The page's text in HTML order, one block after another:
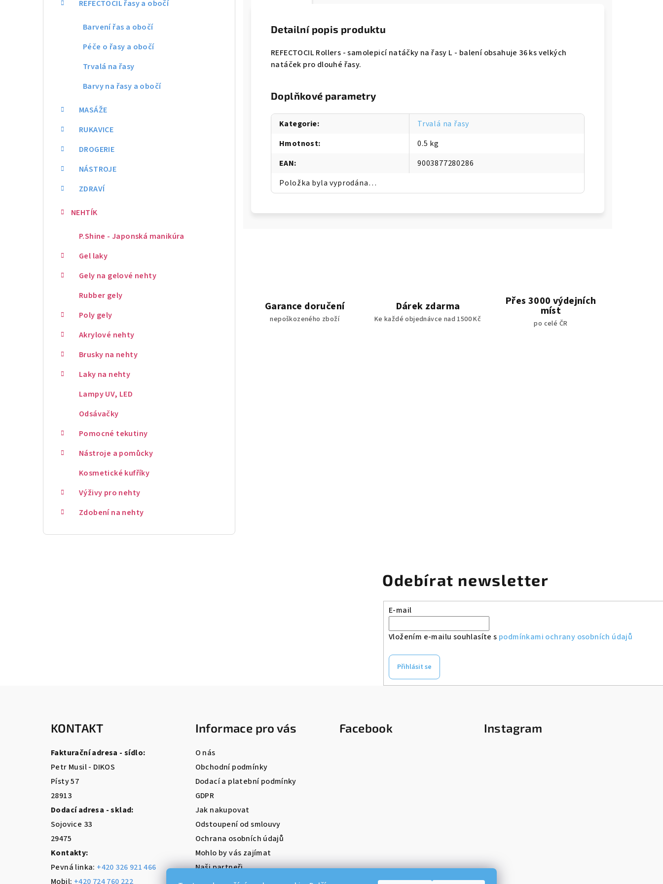
REFECTOCIL řasy a obočí
Barvení řas a obočí
Péče o řasy a obočí
Trvalá na řasy
Barvy na řasy a obočí
MASÁŽE
RUKAVICE
DROGERIE
NÁSTROJE
ZDRAVÍ
NEHTÍK
P.Shine - Japonská manikúra
Gel laky
Gely na gelové nehty
Rubber gely
Poly gely
Akrylové nehty
Brusky na nehty
Laky na nehty
Lampy UV, LED
Odsávačky
Pomocné tekutiny
Nástroje a pomůcky
Kosmetické kufříky
Výživy pro nehty
Zdobení na nehty
Detailní popis produktu
REFECTOCIL Rollers - samolepicí natáčky na řasy L - balení obsahuje 36 ks velkých
natáček pro dlouhé řasy.
Doplňkové parametry
Kategorie:
Trvalá na řasy
Hmotnost:
0.5 kg
EAN:
9003877280286
Položka byla vyprodána…
Garance doručení
nepoškozeného zboží
Dárek zdarma
Ke každé objednávce nad 1500 Kč
Přes 3000 výdejních
míst
po celé ČR
Odebírat newsletter
E-mail
Vložením e-mailu souhlasíte s podmínkami ochrany osobních údajů
Přihlásit se
KONTAKT
Fakturační adresa - sídlo:
Petr Musil - DIKOS
Písty 57
28913
Dodací adresa - sklad:
Sojovice 33
29475
Kontakty:
Pevná linka: +420 326 921 466
Mobil: +420 724 760 222
Informace pro vás
O nás
Obchodní podmínky
Dodací a platební podmínky
GDPR
Jak nakupovat
Odstoupení od smlouvy
Ochrana osobních údajů
Mohlo by vás zajímat
Naši partneři
Facebook Instagram